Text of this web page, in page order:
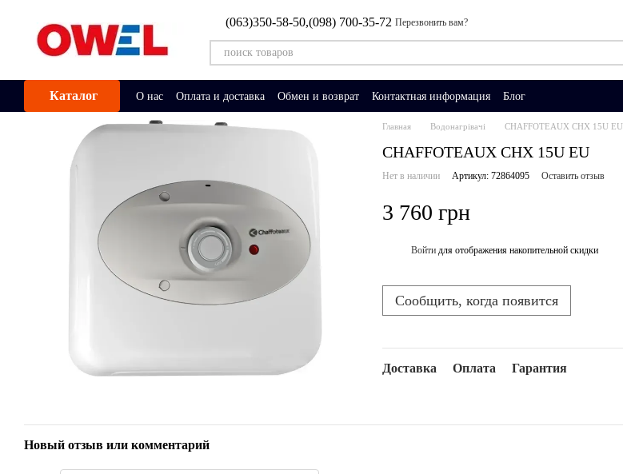
(063)350-58-50,(098) 700-35-72 Перезвонить вам?
Каталог О нас Оплата и доставка Обмен и возврат Контактная информация Блог
Главная Водонагрівачі CHAFFOTEAUX CHX 15U EU
CHAFFOTEAUX CHX 15U EU
Нет в наличии Артикул: 72864095 Оставить отзыв
3 760 грн
Войти для отображения накопительной скидки
Сообщить, когда появится
Доставка Оплата Гарантия
Новый отзыв или комментарий